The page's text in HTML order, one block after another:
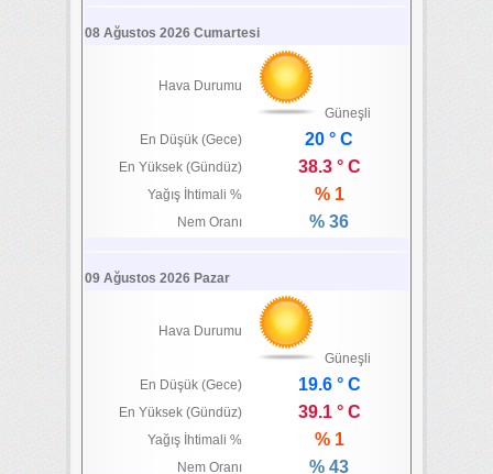
08 Ağustos 2026 Cumartesi
Hava Durumu
Güneşli
En Düşük (Gece)
20 ° C
En Yüksek (Gündüz) 38.3 ° C
Yağış İhtimali % % 1
Nem Oranı % 36
09 Ağustos 2026 Pazar
Hava Durumu
Güneşli
En Düşük (Gece)
19.6 ° C
En Yüksek (Gündüz) 39.1 ° C
Yağış İhtimali % % 1
Nem Oranı % 43